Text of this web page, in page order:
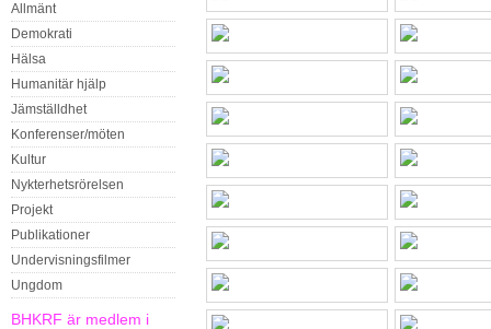
Allmänt
Demokrati
Hälsa
Humanitär hjälp
Jämställdhet
Konferenser/möten
Kultur
Nykterhetsrörelsen
Projekt
Publikationer
Undervisningsfilmer
Ungdom
BHKRF är medlem i